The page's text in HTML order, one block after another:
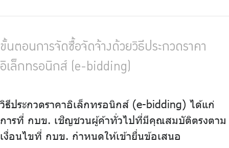
ขั้นตอนการจัดซื้อจัดจ้างด้วยวิธีประกวดราคา
อิเล็กทรอนิกส์ (e-bidding)
วิธีประกวดราคาอิเล็กทรอนิกส์ (e-bidding) ได้แก่
การที่ กบข. เชิญชวนผู้ค้าทั่วไปที่มีคุณสมบัติตรงตาม
เงื่อนไขที่ กบข. กำหนดให้เข้ายื่นข้อเสนอ